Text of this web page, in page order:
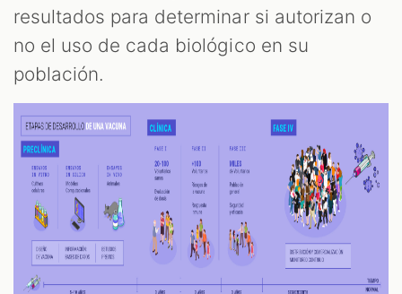
resultados para determinar si autorizan o
no el uso de cada biológico en su
población.